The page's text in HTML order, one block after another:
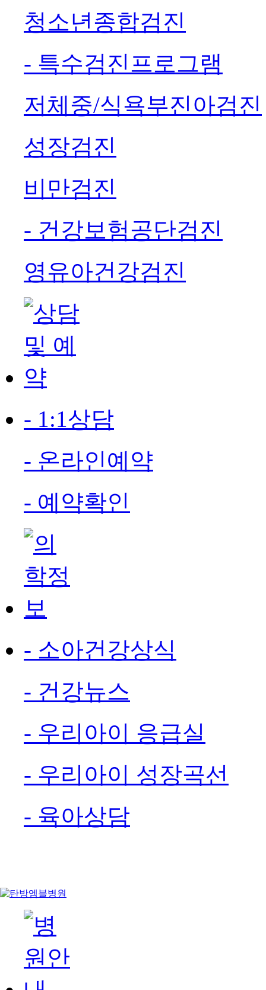
청소년종합검진
- 특수검진프로그램
저체중/식욕부진아검진
성장검진
비만검진
- 건강보험공단검진
영유아건강검진
- 1:1상담
- 온라인예약
- 예약확인
- 소아건강상식
- 건강뉴스
- 우리아이 응급실
- 우리아이 성장곡선
- 육아상담